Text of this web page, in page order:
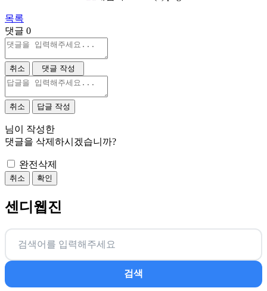
목록
댓글 0
취소 댓글 작성
취소 답글 작성
님이 작성한
댓글을 삭제하시겠습니까?
완전삭제
취소 확인
센디웹진
검색